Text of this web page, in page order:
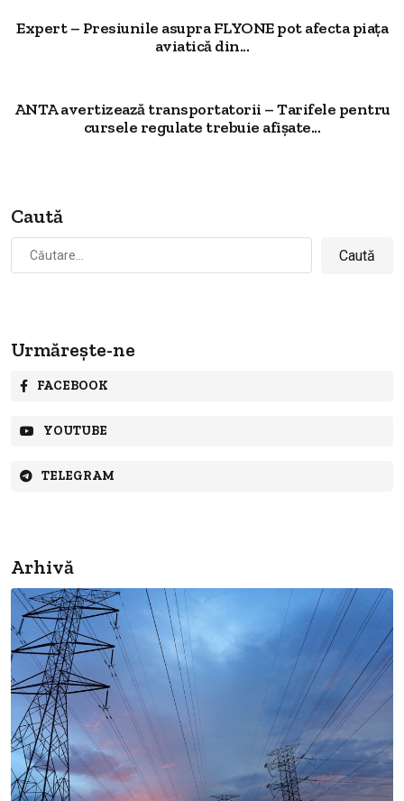
Expert – Presiunile asupra FLYONE pot afecta piața
aviatică din...
ANTA avertizează transportatorii – Tarifele pentru
cursele regulate trebuie afișate...
Caută
Caută
după:
Urmărește-ne
FACEBOOK
YOUTUBE
TELEGRAM
Arhivă